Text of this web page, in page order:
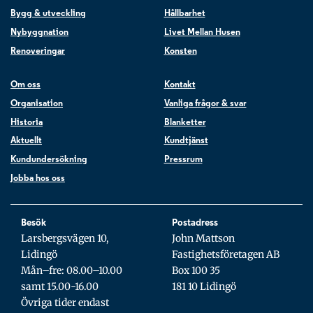
Bygg & utveckling
Nybyggnation
Renoveringar
Hållbarhet
Livet Mellan Husen
Konsten
Om oss
Organisation
Historia
Aktuellt
Kundundersökning
Jobba hos oss
Kontakt
Vanliga frågor & svar
Blanketter
Kundtjänst
Pressrum
Besök
Larsbergsvägen 10,
Lidingö
Mån–fre: 08.00–10.00
samt 15.00-16.00
Övriga tider endast
Postadress
John Mattson
Fastighetsföretagen AB
Box 100 35
181 10 Lidingö